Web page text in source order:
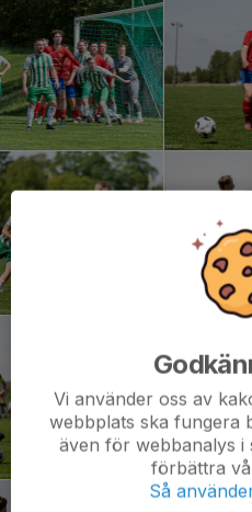
Vi använder oss av
webbplats ska fungera
även för webbanalys i
förbättra
Så